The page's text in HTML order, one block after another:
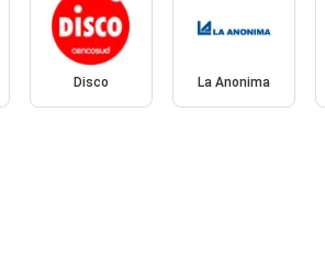
Disco La Anonima